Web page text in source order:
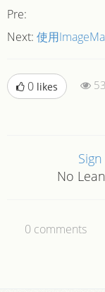
Pre:
Next: 使用
0 likes
No
0 comments